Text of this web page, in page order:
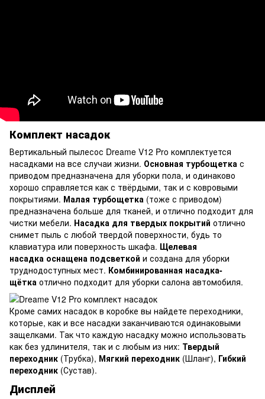
Комплект насадок
Вертикальный пылесос Dreame V12 Pro комплектуется
насадками на все случаи жизни. Основная турбощетка с
приводом предназначена для уборки пола, и одинаково
хорошо справляется как с твёрдыми, так и с ковровыми
покрытиями. Малая турбощетка (тоже с приводом)
предназначена больше для тканей, и отлично подходит для
чистки мебели. Насадка для твердых покрытий отлично
снимет пыль с любой твердой поверхности, будь то
клавиатура или поверхность шкафа. Щелевая
насадка оснащена подсветкой и создана для уборки
труднодоступных мест. Комбинированная насадка-
щётка отлично подходит для уборки салона автомобиля.
Кроме самих насадок в коробке вы найдете переходники,
которые, как и все насадки заканчиваются одинаковыми
защелками. Так что каждую насадку можно использовать
как без удлинителя, так и с любым из них: Твердый
переходник (Трубка), Мягкий переходник (Шланг), Гибкий
переходник (Сустав).
Дисплей